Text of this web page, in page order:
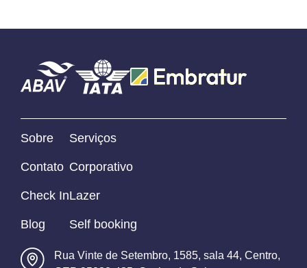
Sobre
Contato
Check In
Blog
Serviços
Corporativo
Lazer
Self booking
Rua Vinte de Setembro, 1585, sala 44, Centro,